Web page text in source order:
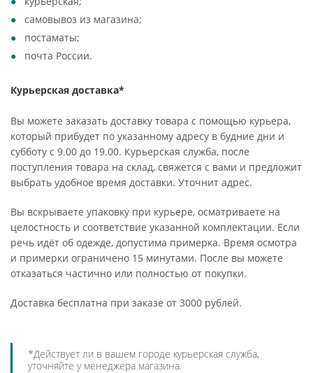
самовывоз из магазина;
постаматы;
почта России.
Курьерская доставка*
Вы можете заказать доставку товара с помощью курьера,
который прибудет по указанному адресу в будние дни и
субботу с 9.00 до 19.00. Курьерская служба, после
поступления товара на склад, свяжется с вами и предложит
выбрать удобное время доставки. Уточнит адрес.
Вы вскрываете упаковку при курьере, осматриваете на
целостность и соответствие указанной комплектации. Если
речь идёт об одежде, допустима примерка. Время осмотра
и примерки ограничено 15 минутами. После вы можете
отказаться частично или полностью от покупки.
Доставка бесплатна при заказе от 3000 рублей.
*Действует ли в вашем городе курьерская служба,
уточняйте у менеджера магазина.